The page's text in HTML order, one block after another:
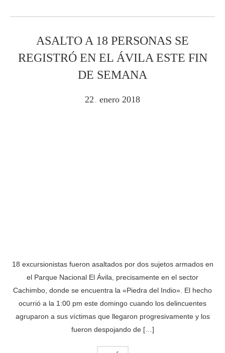
ASALTO A 18 PERSONAS SE
REGISTRÓ EN EL ÁVILA ESTE FIN
DE SEMANA
22 enero 2018
18 excursionistas fueron asaltados por dos sujetos armados en
el Parque Nacional El Ávila, precisamente en el sector
Cachimbo, donde se encuentra la «Piedra del Indio». El hecho
ocurrió a la 1:00 pm este domingo cuando los delincuentes
agruparon a sus víctimas que llegaron progresivamente y los
fueron despojando de […]